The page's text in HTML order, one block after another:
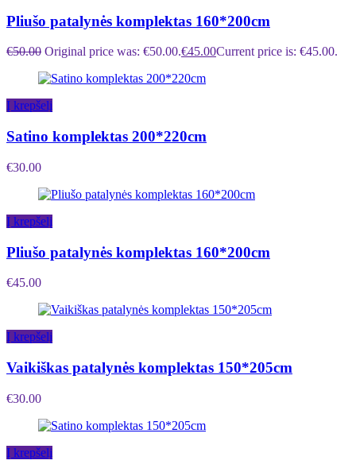
Pliušo patalynės komplektas 160*200cm
€50.00 Original price was: €50.00.€45.00Current price is: €45.00.
Į krepšelį
Satino komplektas 200*220cm
€30.00
Į krepšelį
Pliušo patalynės komplektas 160*200cm
€45.00
Į krepšelį
Vaikiškas patalynės komplektas 150*205cm
€30.00
Į krepšelį